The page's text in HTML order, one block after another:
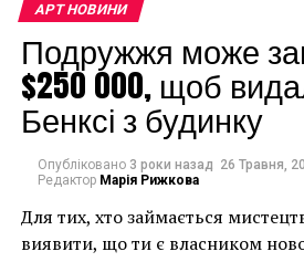
Впервые это абсолютно ничем
баскетбольная площадка
в 9-м округе Парижа. Сейчас
прорезиненный пол
основные цвета картины:
синий. «”Спортсмены” — это,
самых любимых
представители студии Ill-
не только персонажи на этой
АРТ НОВИНИ
Подружжя може
$250 000, щоб
Бенксі з будинку
Опубліковано 3 роки назад 26 Травня,
Редактор Марія Рижкова
Для тих, хто займається
виявити, що ти є власником